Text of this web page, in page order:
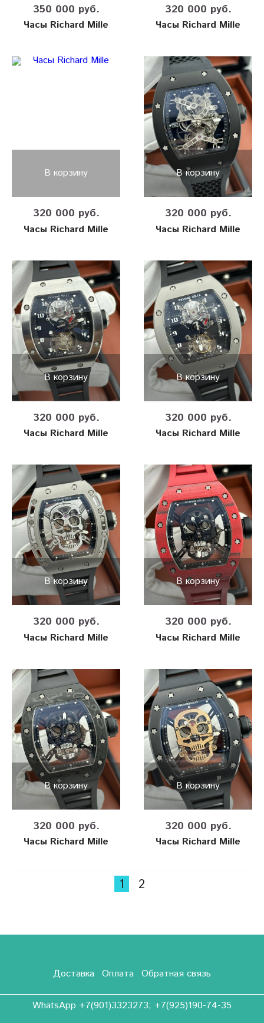
350 000 руб.
Часы Richard Mille
320 000 руб.
Часы Richard Mille
В корзину
320 000 руб.
Часы Richard Mille
В корзину
320 000 руб.
Часы Richard Mille
В корзину
320 000 руб.
Часы Richard Mille
В корзину
320 000 руб.
Часы Richard Mille
В корзину
320 000 руб.
Часы Richard Mille
В корзину
320 000 руб.
Часы Richard Mille
В корзину
320 000 руб.
Часы Richard Mille
В корзину
320 000 руб.
Часы Richard Mille
1 2
Доставка Оплата Обратная связь
WhatsApp +7(901)3323273; +7(925)190-74-35